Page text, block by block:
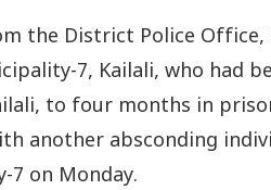
the District Police Office,
7, Kailali, who had
to four months in
another absconding
7 on Monday.